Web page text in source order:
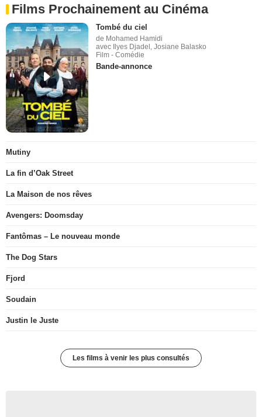
Films Prochainement au Cinéma
Tombé du ciel
de Mohamed Hamidi
avec Ilyes Djadel, Josiane Balasko
Film - Comédie
Bande-annonce
Mutiny
La fin d’Oak Street
La Maison de nos rêves
Avengers: Doomsday
Fantômas – Le nouveau monde
The Dog Stars
Fjord
Soudain
Justin le Juste
Les films à venir les plus consultés